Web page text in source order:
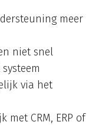
meer
niet snel
via het
met CRM, ERP of